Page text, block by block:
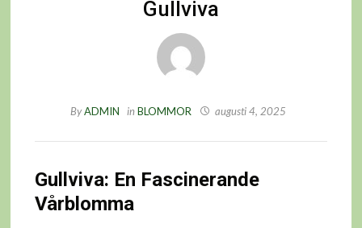
Gullviva
ByADMIN inBLOMMOR augusti 4, 2025
Gullviva: En Fascinerande
Vårblomma